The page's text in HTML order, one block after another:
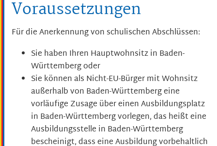
Voraussetzungen
Für die Anerkennung von schulischen Abschlüssen:
Sie haben Ihren Hauptwohnsitz in Baden-
Württemberg oder
Sie können als Nicht-EU-Bürger mit Wohnsitz
außerhalb von Baden-Württemberg eine
vorläufige Zusage über einen Ausbildungsplatz
in Baden-Württemberg vorlegen, das heißt eine
Ausbildungsstelle in Baden-Württemberg
bescheinigt, dass eine Ausbildung vorbehaltlich